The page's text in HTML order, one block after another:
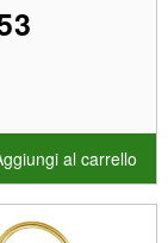
al carrello